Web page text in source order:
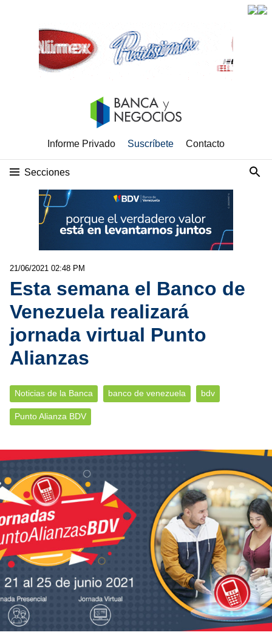
Informe Privado Suscríbete Contacto
Secciones
21/06/2021 02:48 PM
Esta semana el Banco de
Venezuela realizará
jornada virtual Punto
Alianzas
Noticias de la Banca banco de venezuela bdv
Punto Alianza BDV